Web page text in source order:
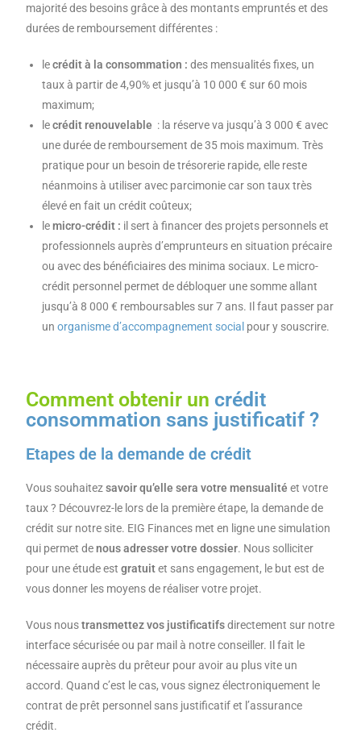
majorité des besoins grâce à des montants empruntés et des
durées de remboursement différentes :
lecrédit à la consommation :des mensualités fixes, un
taux à partir de 4,90% et jusqu’à 10 000 € sur 60 mois
maximum;
lecrédit renouvelable : la réserve va jusqu’à 3 000 € avec
une durée de remboursement de 35 mois maximum. Très
pratique pour un besoin de trésorerie rapide, elle reste
néanmoins à utiliser avec parcimonie car son taux très
élevé en fait un crédit coûteux;
lemicro-crédit : il sert à financer des projets personnels et
professionnels auprès d’emprunteurs en situation précaire
ou avec des bénéficiaires des minima sociaux. Le micro-
crédit personnel permet de débloquer une somme allant
jusqu’à 8 000 € remboursables sur 7 ans. Il faut passer par
unorganisme d’accompagnement social pour y souscrire.
Comment obtenir un crédit
consommation sans justificatif ?
Etapes de la demande de crédit
Vous souhaitezsavoir qu’elle sera votre mensualité et votre
taux ? Découvrez-le lors de la première étape, la demande de
crédit sur notre site. EIG Finances met en ligne une simulation
qui permet denous adresser votre dossier. Nous solliciter
pour une étude estgratuitet sans engagement, le but est de
vous donner les moyens de réaliser votre projet.
Vous noustransmettez vos justificatifsdirectement sur notre
interface sécurisée ou par mail à notre conseiller. Il fait le
nécessaire auprès du prêteur pour avoir au plus vite un
accord. Quand c’est le cas, vous signez électroniquement le
contrat de prêt personnel sans justificatif et l’assurance
crédit.